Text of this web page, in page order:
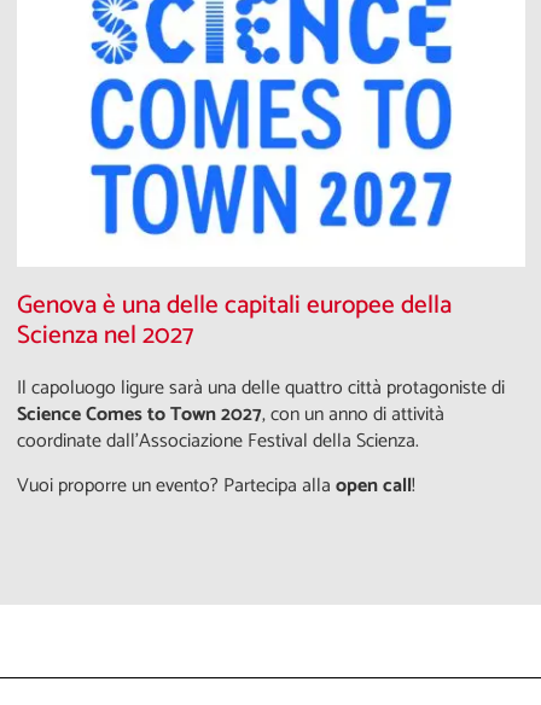
Genova è una delle capitali europee della
Scienza nel 2027
Il capoluogo ligure sarà una delle quattro città protagoniste di
Science Comes to Town 2027, con un anno di attività
coordinate dall'Associazione Festival della Scienza.
Vuoi proporre un evento? Partecipa allaopen call!